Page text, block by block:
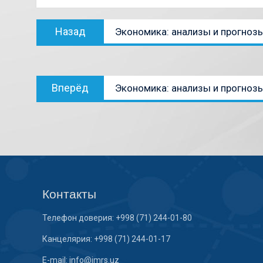
Назад Экономика: анализы и
Вперёд Экономика: анализы и
Контакты
Телефон доверия: +998 (71) 244-01-80
Канцелярия: +998 (71) 244-01-17
E-mail: info@imrs.uz